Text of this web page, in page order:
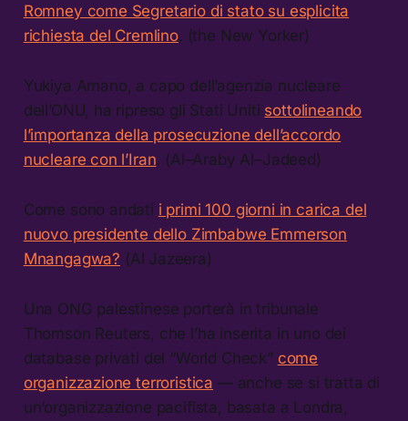
Romney come Segretario di stato su esplicita
richiesta del Cremlino. (the New Yorker)
Yukiya Amano, a capo dell’agenzia nucleare
dell’ONU, ha ripreso gli Stati Uniti sottolineando
l’importanza della prosecuzione dell’accordo
nucleare con l’Iran. (Al–Araby Al–Jadeed)
Come sono andati i primi 100 giorni in carica del
nuovo presidente dello Zimbabwe Emmerson
Mnangagwa? (Al Jazeera)
Una ONG palestinese porterà in tribunale
Thomson Reuters, che l’ha inserita in uno dei
database privati del “World Check” come
organizzazione terroristica — anche se si tratta di
un’organizzazione pacifista, basata a Londra,